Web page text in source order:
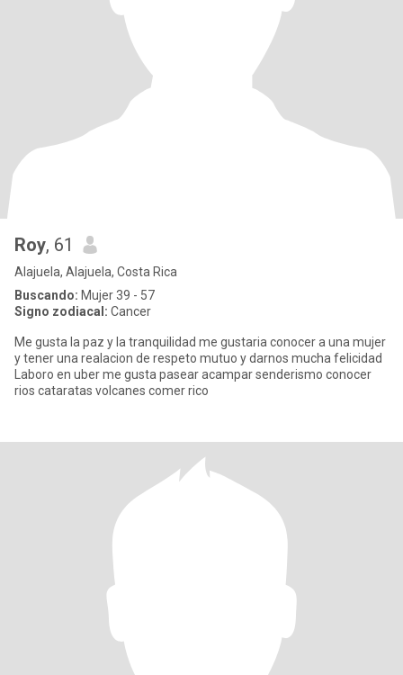
Roy, 61
Alajuela, Alajuela, Costa Rica
Buscando: Mujer 39 - 57
Signo zodiacal: Cancer
Me gusta la paz y la tranquilidad me gustaria conocer a una mujer
y tener una realacion de respeto mutuo y darnos mucha felicidad
Laboro en uber me gusta pasear acampar senderismo conocer
rios cataratas volcanes comer rico